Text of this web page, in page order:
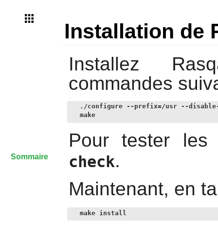
Installation de
Installez
commandes
./configure --prefix=/usr --
make
Pour tester
check.
Maintenant, en
make install
Sommaire